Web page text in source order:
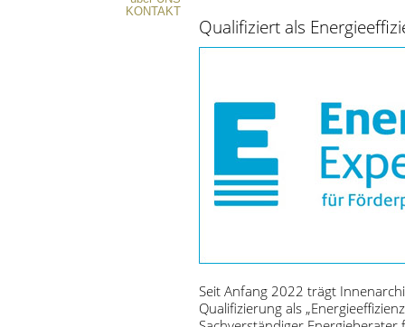
KONTAKT
Qualifiziert als
Seit Anfang 2022 trägt
Qualifizierung als